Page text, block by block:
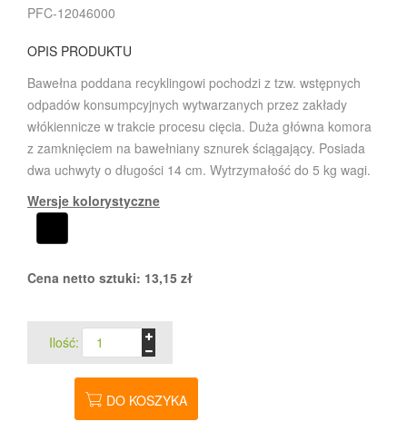
PFC-12046000
OPIS PRODUKTU
Bawełna poddana recyklingowi pochodzi z tzw. wstępnych
odpadów konsumpcyjnych wytwarzanych przez zakłady
włókiennicze w trakcie procesu cięcia. Duża główna komora
z zamknięciem na bawełniany sznurek ściągający. Posiada
dwa uchwyty o długości 14 cm. Wytrzymałość do 5 kg wagi.
Wersje kolorystyczne
Cena netto sztuki: 13,15 zł
Ilość:
DO KOSZYKA